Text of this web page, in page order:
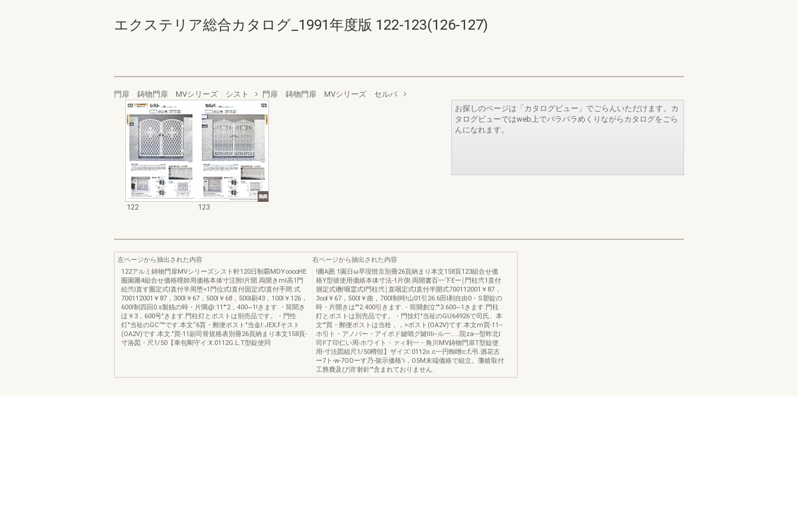
エクステリア総合カタログ_1991年度版 122-123(126-127)
門扉 鋳物門扉 MVシリーズ シスト 門扉 鋳物門扉 MVシリーズ セルバ
122 123
お探しのページは「カタログビュー」でごらんいただけます。カ
タログビューではweb上でパラパラめくりながらカタログをごら
んになれます。
左ページから抽出された内容
122アルミ鋳物門扉MVシリーズシスト軒120日制覇MDY∞∞HE
圏園圃4組合せ価格哩帥周価格本体寸注附l片開.両開きml高1門
絵弐l直す圏定式l直付半周堕<1門位式l直付固定式l直付手間.式
700112001￥87，300I￥67，500I￥68，500I刷43，100I￥126，
600I制四回0.s製銭の時・片隅@:11"'2，400~1!きます.・筒聞き
ほ￥3，600号"きます.門柱灯とポストは別売品です。・門性
灯"当祉のGC“'"です.本文“6貰・郵便ポスト"当金I:JEX;fそスト
(OA2V)です.本文."買-11副司骨規格表別冊26頁納まり本文158頁-
寸洛図・尺1/50【車包剛守イ:X:0112G.L.T型錠使同
右ページから抽出された内容
!圃A囲.1園日ω早現惜京別冊26頁納まり本文158頁123組合せ価
格Y型彼使用価絡本体寸法-1片側.両開書百一下Eー￨門柱弐1直付
掴定式l酎咽霊式l門柱弐￨直咽定式l直付半開式700112001￥87，
3∞l￥67，500I￥曲，700I制時!山01引26.6田l剃自由0・S塑錠の
時・片開きは""2.400引きます.・筒開創立""3.600~1きます.門柱
灯とポストは別売品です。・門技灯"当祉のGU64926で司氏、本
文'"買・郵便ポストは当栓，，>ポスト(OA2V)てす.本文m買-11--
ホ引ト・アノパー・アイポド鍵哨グ鍵Illi--ル一.....院za---型昨北l
司l!了印仁い周-ホワイト・ァィ利一・角川MV鋳物門扉T型錠使
用-寸法図組尺1/50樽恒】ザイズ:0112o.c一円蜘噌c;f;弔.酒花古
ー7ト-w-7OOーす乃-袈示価格'i，O5M末端価絡で組立。藩鎗取付
工務費及ぴ消'射針'"含まれておりません.